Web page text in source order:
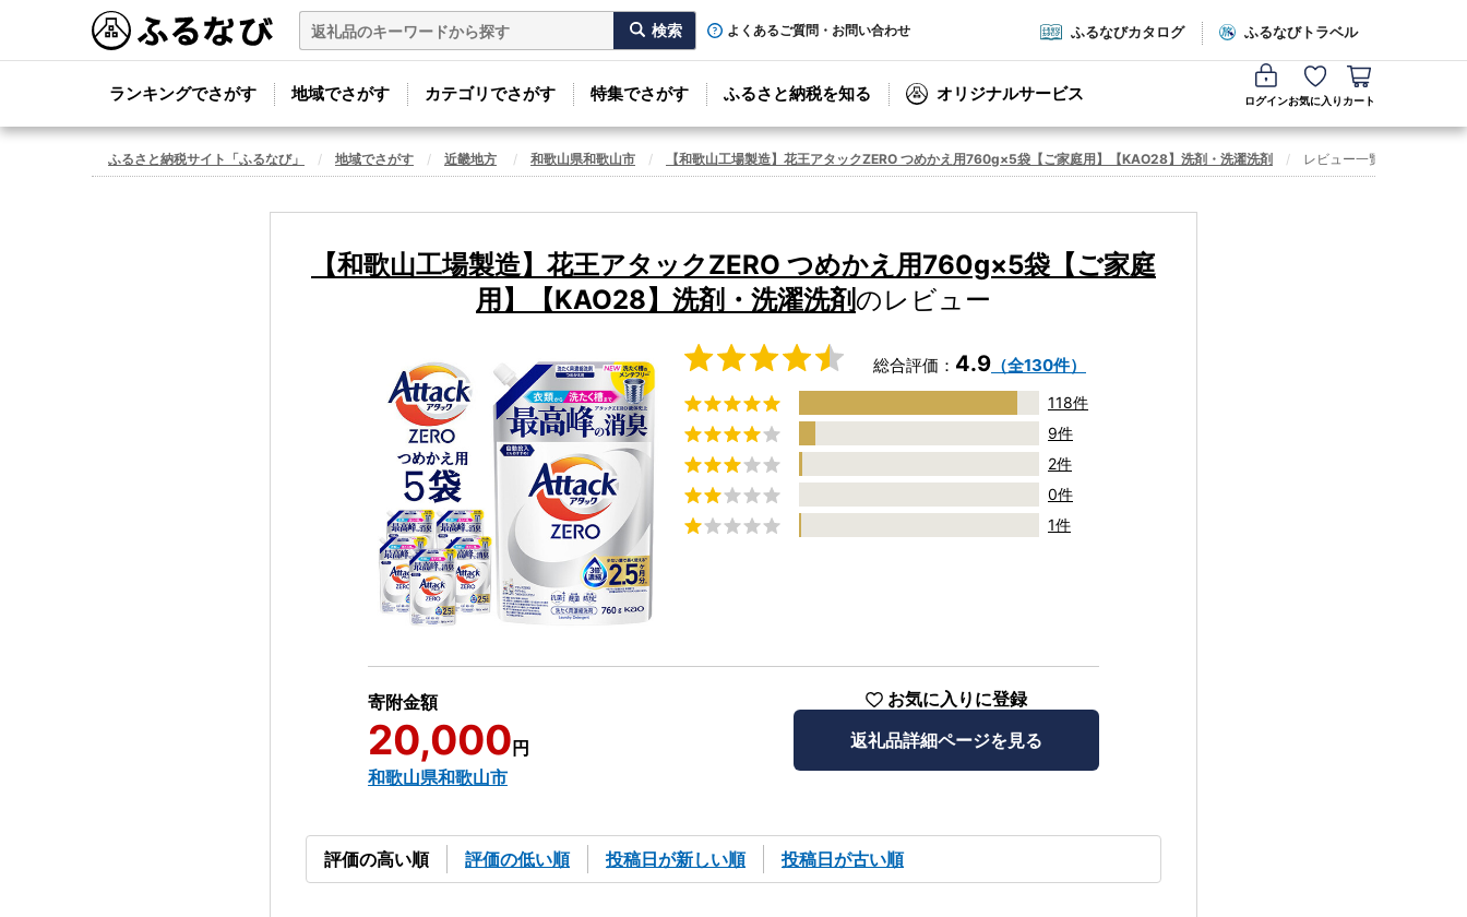
よくあるご質問・お問い合わせ ふるなびカタログ ふるなびトラベル
ランキングでさがす 地域でさがす カテゴリでさがす 特集でさがす ふるさと納税を知る オリジナルサービス ログインお気に入り カート
ふるさと納税サイト「ふるなび」 地域でさがす 近畿地方 和歌山県和歌山市 【和歌山工場製造】花王アタックZERO つめかえ用760g×5袋【ご家庭用】【KAO28】洗剤・洗濯洗剤 レビュー一覧
【和歌山工場製造】花王アタックZERO つめかえ用760g×5袋【ご家庭
用】【KAO28】洗剤・洗濯洗剤のレビュー
総合評価： 4.9 （全130件）
118件
9件
2件
0件
1件
寄附金額
20,000 円
和歌山県和歌山市
お気に入りに登録
返礼品詳細ページを見る
評価の高い順 評価の低い順 投稿日が新しい順 投稿日が古い順